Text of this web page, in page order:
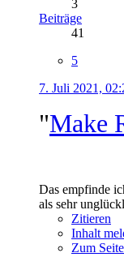
3
Beiträge
41
5
7. Juli 2021,
"Make
Das empfinde
als sehr
Zitieren
Inhalt
Zum